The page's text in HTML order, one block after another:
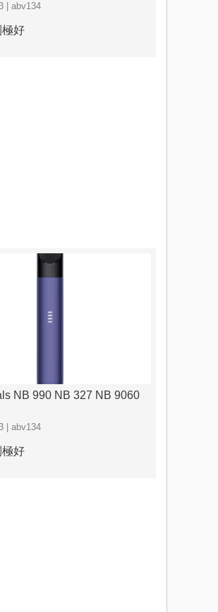
| abv134
極好
NB 990 NB 327 NB 9060
| abv134
極好